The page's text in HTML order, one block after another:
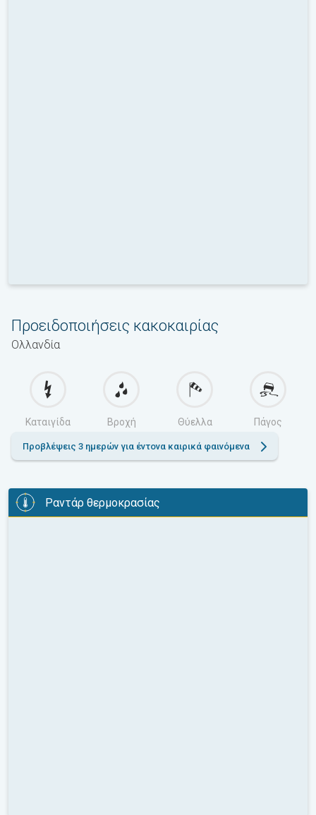
Προειδοποιήσεις κακοκαιρίας
Ολλανδία
Καταιγίδα Βροχή Θύελλα Πάγος
Προβλέψεις 3 ημερών για έντονα καιρικά φαινόμενα
Ραντάρ θερμοκρασίας